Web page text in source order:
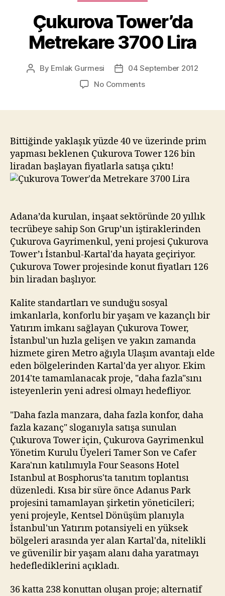
Çukurova Tower’da
Metrekare 3700 Lira
Post
By Emlak Gurmesi
Post04 September 2012
No Commentson
Lira
Bittiğinde yaklaşık yüzde 40 ve üzerinde prim
yapması beklenen Çukurova Tower 126 bin
liradan başlayan fiyatlarla satışa çıktı!
Adana’da kurulan, inşaat sektöründe 20 yıllık
tecrübeye sahip Son Grup’un iştiraklerinden
Çukurova Gayrimenkul, yeni projesi Çukurova
Tower’ı İstanbul-Kartal'da hayata geçiriyor.
Çukurova Tower projesinde konut fiyatları 126
bin liradan başlıyor.
Kalite standartları ve sunduğu sosyal
imkanlarla, konforlu bir yaşam ve kazançlı bir
Yatırım imkanı sağlayan Çukurova Tower,
İstanbul'un hızla gelişen ve yakın zamanda
hizmete giren Metro ağıyla Ulaşım avantajı elde
eden bölgelerinden Kartal'da yer alıyor. Ekim
2014'te tamamlanacak proje, "daha fazla"sını
isteyenlerin yeni adresi olmayı hedefliyor.
"Daha fazla manzara, daha fazla konfor, daha
fazla kazanç" sloganıyla satışa sunulan
Çukurova Tower için, Çukurova Gayrimenkul
Yönetim Kurulu Üyeleri Tamer Son ve Cafer
Kara'nın katılımıyla Four Seasons Hotel
Istanbul at Bosphorus'ta tanıtım toplantısı
düzenledi. Kısa bir süre önce Adanus Park
projesini tamamlayan şirketin yöneticileri;
yeni projeyle, Kentsel Dönüşüm planıyla
İstanbul'un Yatırım potansiyeli en yüksek
bölgeleri arasında yer alan Kartal'da, nitelikli
ve güvenilir bir yaşam alanı daha yaratmayı
hedeflediklerini açıkladı.
36 katta 238 konuttan oluşan proje; alternatif